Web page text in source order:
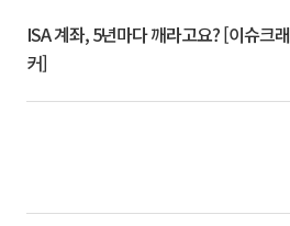
ISA 계좌, 5년마다 깨라고요? [이슈크래
커]